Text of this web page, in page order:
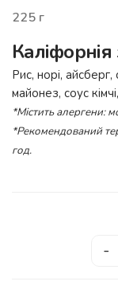
225 г
Рис, норі,
майонез, соус
*Містить алергени:
*Рекомендований
год.
-